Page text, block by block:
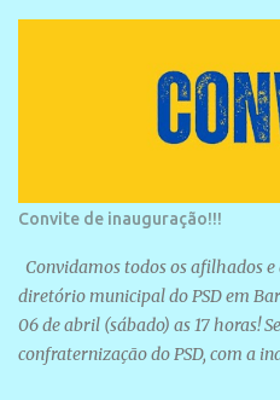
Convite de inauguração!!!
Convidamos todos os afilhados
diretório municipal do PSD em
06 de abril (sábado) as 17 horas!
confraternização do PSD, com a